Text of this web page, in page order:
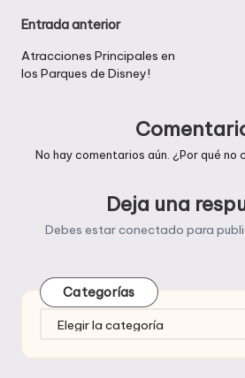
Navegación
de
entradas
Entrada anterior
Atracciones Principales en
los Parques de Disney!
No hay comentarios aún. ¿Por qué no
Deja una
Debes estarconectado para
Categorías
Categorías